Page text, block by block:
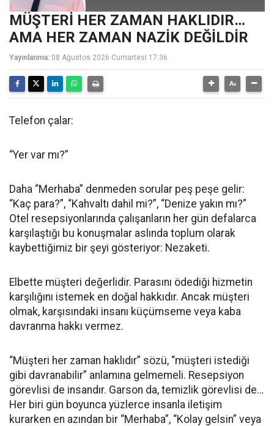
MÜŞTERİ HER ZAMAN HAKLIDIR…
AMA HER ZAMAN NAZİK DEĞİLDİR
Yayınlanma: 08 Ağustos 2026 Cumartesi 17:36
Telefon çalar:
“Yer var mı?”
Daha “Merhaba” denmeden sorular peş peşe gelir:
“Kaç para?”, “Kahvaltı dahil mi?”, “Denize yakın mı?”
Otel resepsiyonlarında çalışanların her gün defalarca
karşılaştığı bu konuşmalar aslında toplum olarak
kaybettiğimiz bir şeyi gösteriyor: Nezaketi.
Elbette müşteri değerlidir. Parasını ödediği hizmetin
karşılığını istemek en doğal hakkıdır. Ancak müşteri
olmak, karşısındaki insanı küçümseme veya kaba
davranma hakkı vermez.
“Müşteri her zaman haklıdır” sözü, “müşteri istediği
gibi davranabilir” anlamına gelmemeli. Resepsiyon
görevlisi de insandır. Garson da, temizlik görevlisi de…
Her biri gün boyunca yüzlerce insanla iletişim
kurarken en azından bir “Merhaba”, “Kolay gelsin” veya